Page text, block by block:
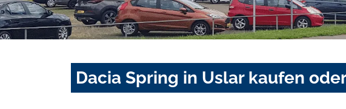
Dacia Spring in Uslar kaufen